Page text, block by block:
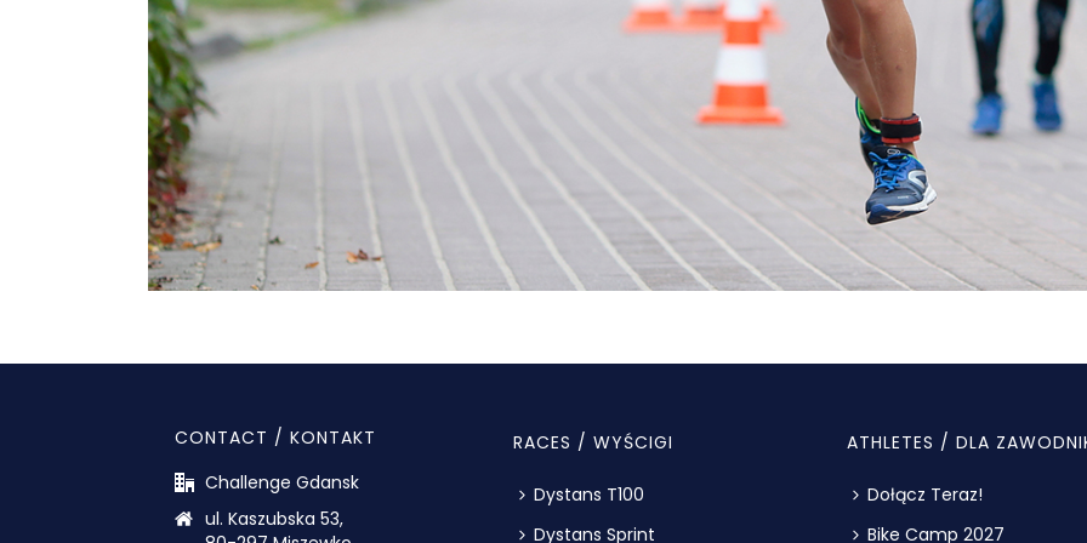
CONTACT / KONTAKT
Challenge Gdansk
ul. Kaszubska 53,
RACES / WYŚCIGI
Dystans T100
Dystans Sprint
ATHLETES / DLA
Dołącz Teraz!
Bike Camp 2027